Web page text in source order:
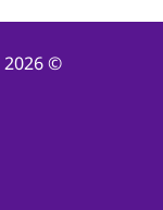
© 2026 כל הזכויות שמורות ל - skymed